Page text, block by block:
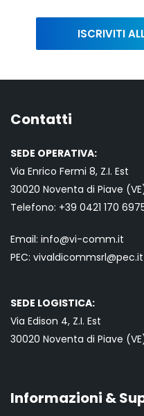
ISCRIVITI
Contatti
SEDE OPERATIVA:
Via Enrico Fermi 8, Z.I. Est
30020 Noventa di Piave
Telefono: +39 0421 170
Email: info@vi-comm.it
PEC: vivaldicommsrl@pec.it
SEDE LOGISTICA:
Via Edison 4, Z.I. Est
30020 Noventa di Piave
Informazioni &